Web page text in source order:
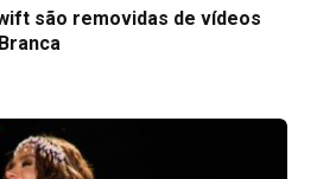
são removidas de vídeos